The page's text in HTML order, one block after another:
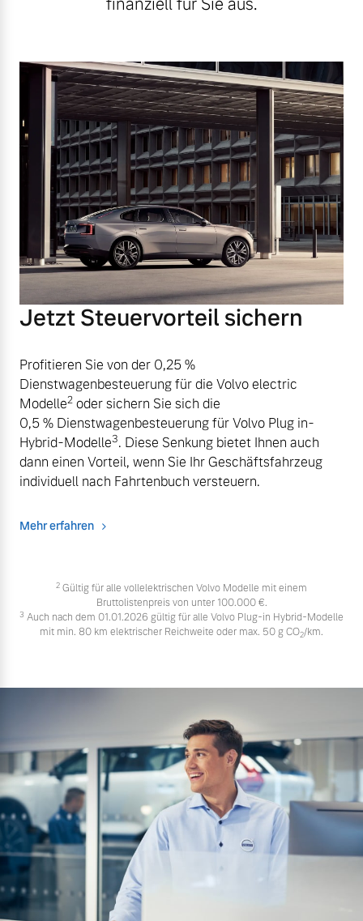
finanziell für Sie aus.
Jetzt Steuervorteil sichern
Profitieren Sie von der 0,25 %
Dienstwagenbesteuerung für die Volvo electric
Modelle2 oder sichern Sie sich die
0,5 % Dienstwagenbesteuerung für Volvo Plug in-
Hybrid-Modelle3. Diese Senkung bietet Ihnen auch
dann einen Vorteil, wenn Sie Ihr Geschäftsfahrzeug
individuell nach Fahrtenbuch versteuern.
Mehr erfahren
2 Gültig für alle vollelektrischen Volvo Modelle mit einem
Bruttolistenpreis von unter 100.000 €.
3 Auch nach dem 01.01.2026 gültig für alle Volvo Plug-in Hybrid-Modelle
mit min. 80 km elektrischer Reichweite oder max. 50 g CO2/km.